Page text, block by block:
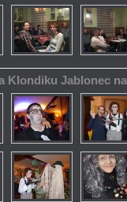
Klondiku Jablonec